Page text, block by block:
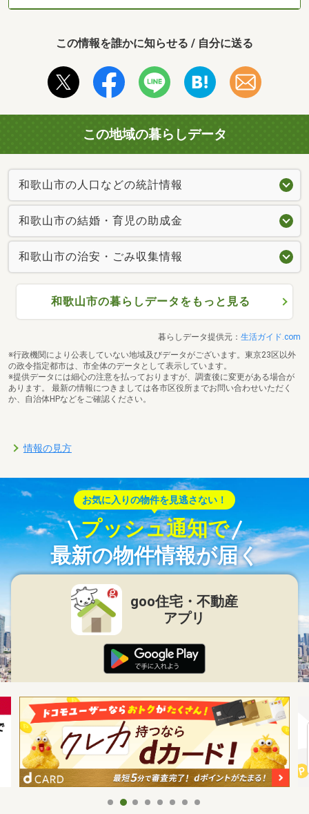
この情報を誰かに知らせる / 自分に送る
この地域の暮らしデータ
和歌山市の人口などの統計情報
和歌山市の結婚・育児の助成金
和歌山市の治安・ごみ収集情報
和歌山市の暮らしデータをもっと見る
暮らしデータ提供元： 生活ガイド.com
※行政機関により公表していない地域及びデータがございます。東京23区以外
の政令指定都市は、市全体のデータとして表示しています。
※提供データには細心の注意を払っておりますが、調査後に変更がある場合が
あります。 最新の情報につきましては各市区役所までお問い合わせいただく
か、自治体HPなどをご確認ください。
情報の見方
お気に入りの物件を見逃さない！
プッシュ通知で
最新の物件情報が届く
goo住宅・不動産
アプリ